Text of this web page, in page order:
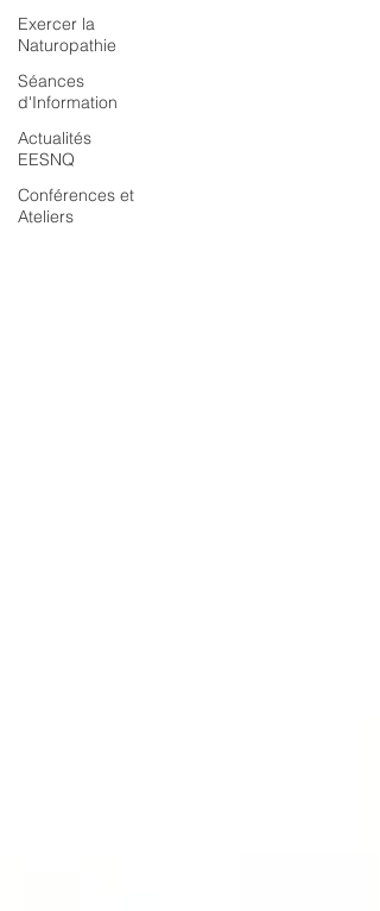
Exercer la
Naturopathie
Séances
d'Information
Actualités
EESNQ
Conférences et
Ateliers